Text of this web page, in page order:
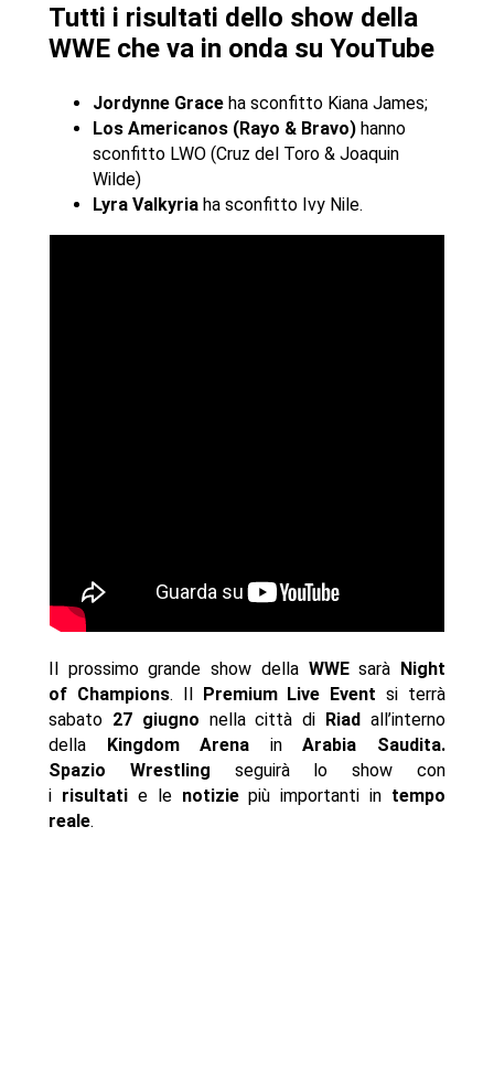
Tutti i risultati dello show della
WWE che va in onda su YouTube
Jordynne Graceha sconfitto Kiana James;
Los Americanos (Rayo & Bravo)hanno
sconfitto LWO (Cruz del Toro & Joaquin
Wilde)
Lyra Valkyriaha sconfitto Ivy Nile.
Il prossimo grande show della WWEsarà Night
of Champions. Il Premium Live Eventsi terrà
sabato 27 giugno nella città di Riadall’interno
dellaKingdom Arena inArabia Saudita.
Spazio Wrestling seguirà lo show con
i risultatie le notiziepiù importanti in tempo
reale.